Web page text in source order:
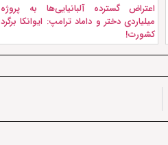
اعتراض گسترده آلبانیایی‌ها به پروژه
میلیاردی دختر و داماد ترامپ: ایوانکا برگرد
کشورت!